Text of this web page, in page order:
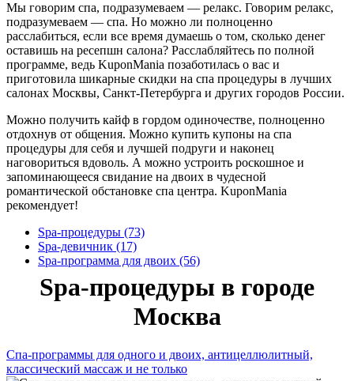
Мы говорим спа, подразумеваем — релакс. Говорим релакс,
подразумеваем — спа. Но можно ли полноценно
расслабиться, если все время думаешь о том, сколько денег
оставишь на ресепшн салона? Расслабляйтесь по полной
программе, ведь KuponMania позаботилась о вас и
приготовила шикарные скидки на спа процедуры в лучших
салонах Москвы, Санкт-Петербурга и других городов России.
Можно получить кайф в гордом одиночестве, полноценно
отдохнув от общения. Можно купить купоны на спа
процедуры для себя и лучшей подруги и наконец
наговориться вдоволь. А можно устроить роскошное и
запоминающееся свидание на двоих в чудесной
романтической обстановке спа центра. KuponMania
рекомендует!
Spa-процедуры (73)
Spa-девичник (17)
Spa-программа для двоих (56)
Spa-процедуры в городе
Москва
Спа-программы для одного и двоих, антицеллюлитный,
классический массаж и не только